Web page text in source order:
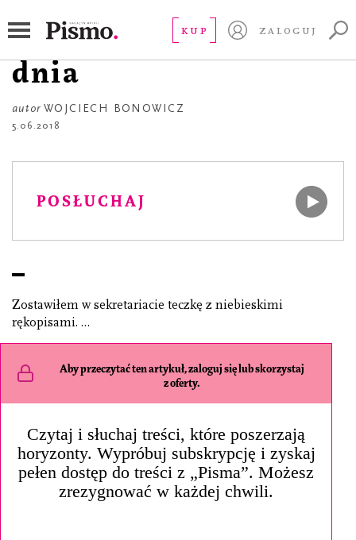
KUP ZALOGUJ
Dziennik jednego
dnia
autor WOJCIECH BONOWICZ
5.06.2018
POSŁUCHAJ
Zostawiłem w sekretariacie teczkę z niebieskimi
rękopisami. …
Aby przeczytać ten artykuł, zaloguj się lub skorzystaj
z oferty.
Czytaj i słuchaj treści, które poszerzają
horyzonty. Wypróbuj subskrypcję i zyskaj
pełen dostęp do treści z „Pisma”. Możesz
zrezygnować w każdej chwili.